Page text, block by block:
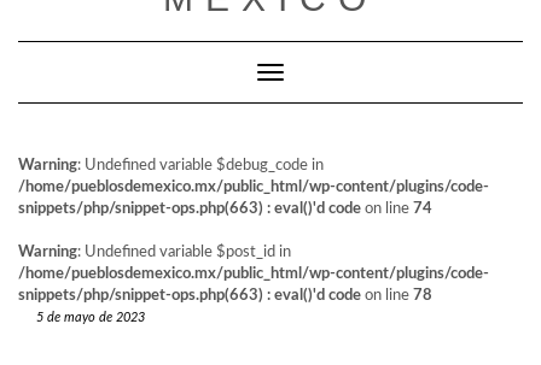
Cambiar modo de navegación
Warning: Undefined variable $debug_code in
/home/pueblosdemexico.mx/public_html/wp-content/plugins/code-
snippets/php/snippet-ops.php(663) : eval()'d code on line 74
Warning: Undefined variable $post_id in
/home/pueblosdemexico.mx/public_html/wp-content/plugins/code-
snippets/php/snippet-ops.php(663) : eval()'d code on line 78
5 de mayo de 2023